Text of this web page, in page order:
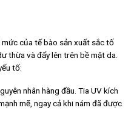
của tế bào sản xuất sắc tố
thừa và đẩy lên trên bề mặt da.
tố:
nhân hàng đầu. Tia UV kích
mẽ, ngay cả khi nám đã được